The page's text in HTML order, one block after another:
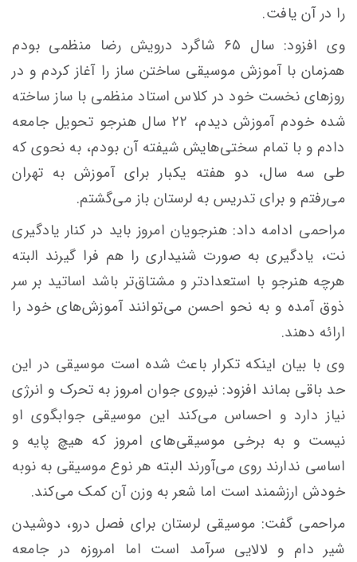
را در آن یافت.
وی افزود: سال ۶۵ شاگرد درویش رضا منظمی بودم
همزمان با آموزش موسیقی ساختن ساز را آغاز کردم و در
روزهای نخست خود در کلاس استاد منظمی با ساز ساخته
شده خودم آموزش دیدم، ۲۲ سال هنرجو تحویل جامعه
دادم و با تمام سختی‌هایش شیفته آن بودم، به نحوی که
طی سه سال، دو هفته یکبار برای آموزش به تهران
می‌رفتم و برای تدریس به لرستان باز می‌گشتم.
مراحمی ادامه داد: هنرجویان امروز باید در کنار یادگیری
نت، یادگیری به صورت شنیداری را هم فرا گیرند البته
هرچه هنرجو با استعدادتر و مشتاق‌تر باشد اساتید بر سر
ذوق آمده و به نحو احسن می‌توانند آموزش‌های خود را
ارائه دهند.
وی با بیان اینکه تکرار باعث شده است موسیقی در این
حد باقی بماند افزود: نیروی جوان امروز به تحرک و انرژی
نیاز دارد و احساس می‌کند این موسیقی جوابگوی او
نیست و به برخی موسیقی‌های امروز که هیچ پایه و
اساسی ندارند روی می‌آورند البته هر نوع موسیقی به نوبه
خودش ارزشمند است اما شعر به وزن آن کمک می‌کند.
مراحمی گفت: موسیقی لرستان برای فصل درو، دوشیدن
شیر دام و لالایی سرآمد است اما امروزه در جامعه